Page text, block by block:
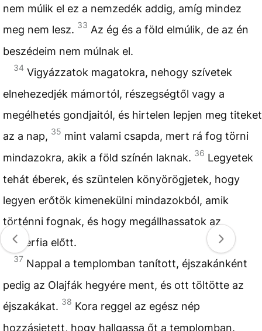
nem múlik el ez a nemzedék addig, amíg mindez
meg nem lesz. 33 Az ég és a föld elmúlik, de az én
beszédeim nem múlnak el.
34 Vigyázzatok magatokra, nehogy szívetek
elnehezedjék mámortól, részegségtől vagy a
megélhetés gondjaitól, és hirtelen lepjen meg titeket
az a nap, 35 mint valami csapda, mert rá fog törni
mindazokra, akik a föld színén laknak. 36 Legyetek
tehát éberek, és szüntelen könyörögjetek, hogy
legyen erőtök kimenekülni mindazokból, amik
történni fognak, és hogy megállhassatok az
Emberfia előtt.
37 Nappal a templomban tanított, éjszakánként
pedig az Olajfák hegyére ment, és ott töltötte az
éjszakákat. 38 Kora reggel az egész nép
hozzásietett, hogy hallgassa őt a templomban.